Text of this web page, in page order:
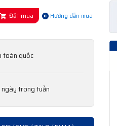
Đặt mua Hướng dẫn mua
toàn quốc
trong tuần